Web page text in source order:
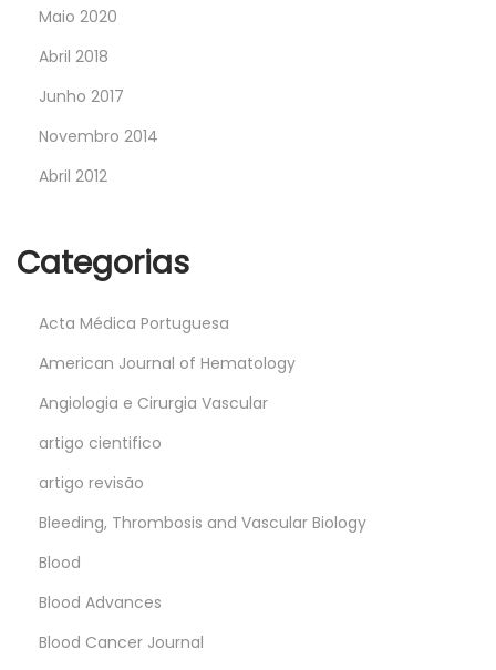
Maio 2020
Abril 2018
Junho 2017
Novembro 2014
Abril 2012
Categorias
Acta Médica Portuguesa
American Journal of Hematology
Angiologia e Cirurgia Vascular
artigo cientifico
artigo revisão
Bleeding, Thrombosis and Vascular Biology
Blood
Blood Advances
Blood Cancer Journal